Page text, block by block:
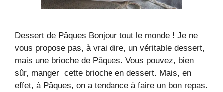
Dessert de Pâques Bonjour tout le monde ! Je ne
vous propose pas, à vrai dire, un véritable dessert,
mais une brioche de Pâques. Vous pouvez, bien
sûr, manger cette brioche en dessert. Mais, en
effet, à Pâques, on a tendance à faire un bon repas.